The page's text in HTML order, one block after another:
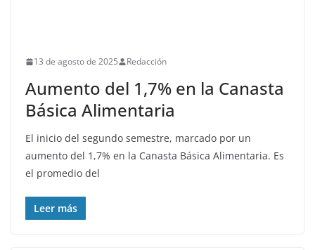
13 de agosto de 2025 Redacción
Aumento del 1,7% en la Canasta
Básica Alimentaria
El inicio del segundo semestre, marcado por un
aumento del 1,7% en la Canasta Básica Alimentaria. Es
el promedio del
Leer más